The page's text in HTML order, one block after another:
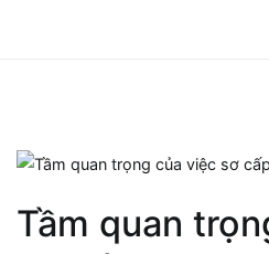
Tầm quan